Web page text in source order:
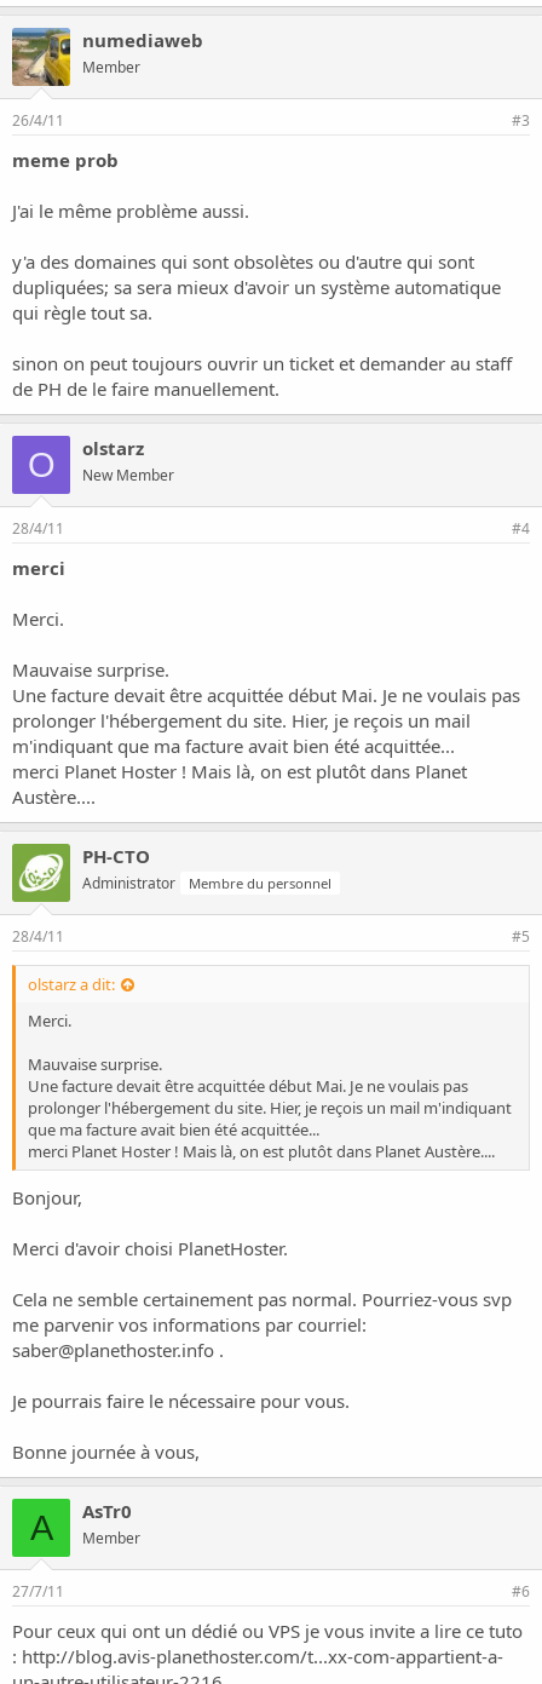
numediaweb
Member
26/4/11 #3
meme prob
J'ai le même problème aussi.
y'a des domaines qui sont obsolètes ou d'autre qui sont
dupliquées; sa sera mieux d'avoir un système automatique
qui règle tout sa.
sinon on peut toujours ouvrir un ticket et demander au staff
de PH de le faire manuellement.
O olstarz
New Member
28/4/11 #4
merci
Merci.
Mauvaise surprise.
Une facture devait être acquittée début Mai. Je ne voulais pas
prolonger l'hébergement du site. Hier, je reçois un mail
m'indiquant que ma facture avait bien été acquittée...
merci Planet Hoster ! Mais là, on est plutôt dans Planet
Austère....
PH-CTO
Administrator Membre du personnel
28/4/11 #5
olstarz a dit:
Merci.
Mauvaise surprise.
Une facture devait être acquittée début Mai. Je ne voulais pas
prolonger l'hébergement du site. Hier, je reçois un mail m'indiquant
que ma facture avait bien été acquittée...
merci Planet Hoster ! Mais là, on est plutôt dans Planet Austère....
Bonjour,
Merci d'avoir choisi PlanetHoster.
Cela ne semble certainement pas normal. Pourriez-vous svp
me parvenir vos informations par courriel:
saber@planethoster.info .
Je pourrais faire le nécessaire pour vous.
Bonne journée à vous,
A AsTr0
Member
27/7/11 #6
Pour ceux qui ont un dédié ou VPS je vous invite a lire ce tuto
: http://blog.avis-planethoster.com/t...xx-com-appartient-a-